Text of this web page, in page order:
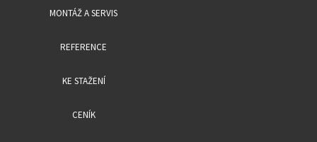
MONTÁŽ A SERVIS
REFERENCE
KE STAŽENÍ
CENÍK